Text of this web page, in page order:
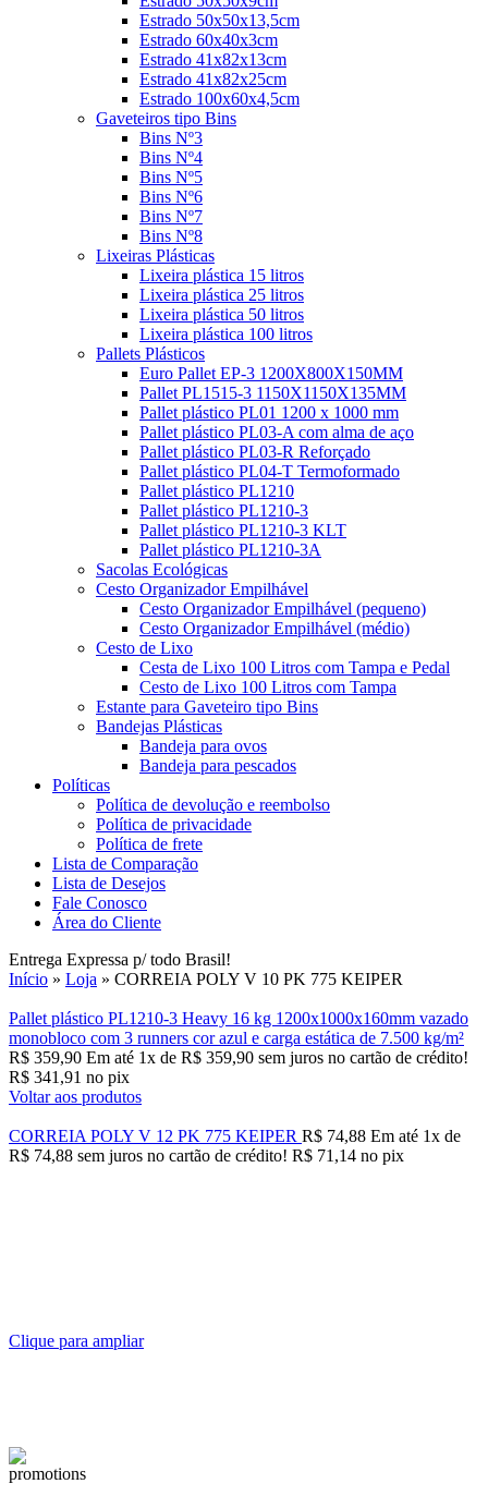
Estrado 50x50x13,5cm
Estrado 60x40x3cm
Estrado 41x82x13cm
Estrado 41x82x25cm
Estrado 100x60x4,5cm
Gaveteiros tipo Bins
Bins Nº3
Bins Nº4
Bins Nº5
Bins Nº6
Bins Nº7
Bins Nº8
Lixeiras Plásticas
Lixeira plástica 15 litros
Lixeira plástica 25 litros
Lixeira plástica 50 litros
Lixeira plástica 100 litros
Pallets Plásticos
Euro Pallet EP-3 1200X800X150MM
Pallet PL1515-3 1150X1150X135MM
Pallet plástico PL01 1200 x 1000 mm
Pallet plástico PL03-A com alma de aço
Pallet plástico PL03-R Reforçado
Pallet plástico PL04-T Termoformado
Pallet plástico PL1210
Pallet plástico PL1210-3
Pallet plástico PL1210-3 KLT
Pallet plástico PL1210-3A
Sacolas Ecológicas
Cesto Organizador Empilhável
Cesto Organizador Empilhável (pequeno)
Cesto Organizador Empilhável (médio)
Cesto de Lixo
Cesta de Lixo 100 Litros com Tampa e Pedal
Cesto de Lixo 100 Litros com Tampa
Estante para Gaveteiro tipo Bins
Bandejas Plásticas
Bandeja para ovos
Bandeja para pescados
Políticas
Política de devolução e reembolso
Política de privacidade
Política de frete
Lista de Comparação
Lista de Desejos
Fale Conosco
Área do Cliente
Entrega Expressa p/ todo Brasil!
Início » Loja » CORREIA POLY V 10 PK 775 KEIPER
Pallet plástico PL1210-3 Heavy 16 kg 1200x1000x160mm vazado
monobloco com 3 runners cor azul e carga estática de 7.500 kg/m²
R$ 359,90 Em até 1x de R$ 359,90 sem juros no cartão de crédito!
R$ 341,91 no pix
Voltar aos produtos
CORREIA POLY V 12 PK 775 KEIPER R$ 74,88 Em até 1x de
R$ 74,88 sem juros no cartão de crédito! R$ 71,14 no pix
Clique para ampliar